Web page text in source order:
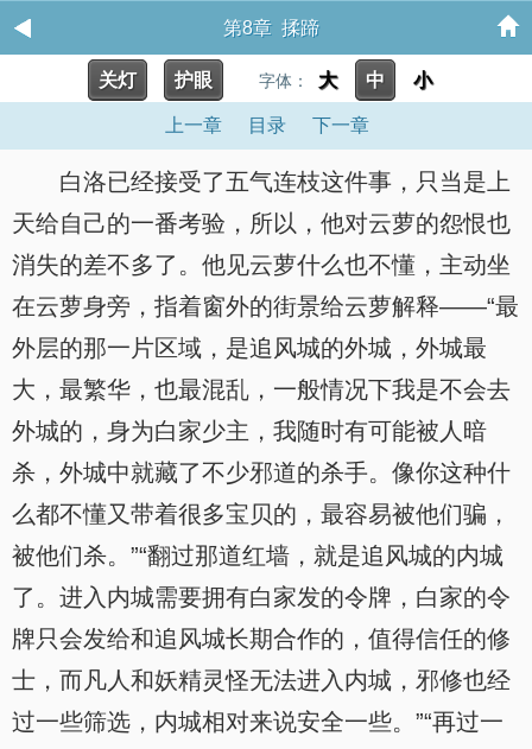
第8章 揉蹄
关灯 护眼 字体： 大 中 小
上一章 目录 下一章
白洛已经接受了五气连枝这件事，只当是上
天给自己的一番考验，所以，他对云萝的怨恨也
消失的差不多了。他见云萝什么也不懂，主动坐
在云萝身旁，指着窗外的街景给云萝解释——“最
外层的那一片区域，是追风城的外城，外城最
大，最繁华，也最混乱，一般情况下我是不会去
外城的，身为白家少主，我随时有可能被人暗
杀，外城中就藏了不少邪道的杀手。像你这种什
么都不懂又带着很多宝贝的，最容易被他们骗，
被他们杀。”“翻过那道红墙，就是追风城的内城
了。进入内城需要拥有白家发的令牌，白家的令
牌只会发给和追风城长期合作的，值得信任的修
士，而凡人和妖精灵怪无法进入内城，邪修也经
过一些筛选，内城相对来说安全一些。”“再过一